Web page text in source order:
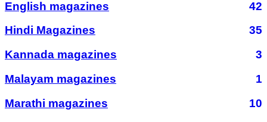
English magazines
42
Hindi Magazines
35
Kannada magazines
3
Malayam magazines
1
Marathi magazines
10